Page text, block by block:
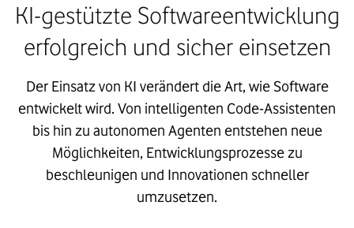
KI-gestützte Softwareentwicklung
erfolgreich und sicher einsetzen
Der Einsatz von KI verändert die Art, wie Software
entwickelt wird. Von intelligenten Code-Assistenten
bis hin zu autonomen Agenten entstehen neue
Möglichkeiten, Entwicklungsprozesse zu
beschleunigen und Innovationen schneller
umzusetzen.